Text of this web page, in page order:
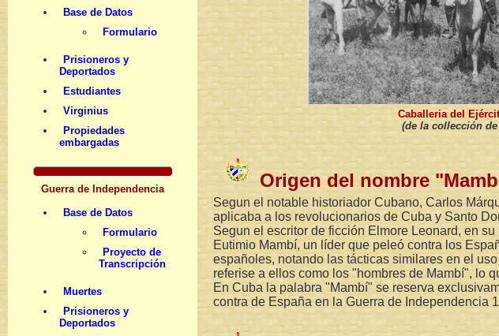
Base de Datos
Formulario
Prisioneros y
Deportados
Estudiantes
Virginius
Propiedades
embargadas
Guerra de Independencia
Base de Datos
Formulario
Proyecto de
Transcripción
Muertes
Prisioneros y
Deportados
Caballeria del
(de la collección
Origen del nombre
Segun el notable historiador Cubano, Carlos
aplicaba a los revolucionarios de Cuba y Santo
Segun el escritor de ficción Elmore Leonard, en
Eutimio Mambí, un líder que peleó contra los
españoles, notando las tácticas similares en el
referise a ellos como los "hombres de Mambí", lo
En Cuba la palabra "Mambí" se reserva
contra de España en la Guerra de Independencia